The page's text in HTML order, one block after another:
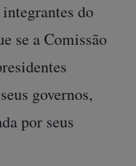
do
se a Comissão
governos,
por seus